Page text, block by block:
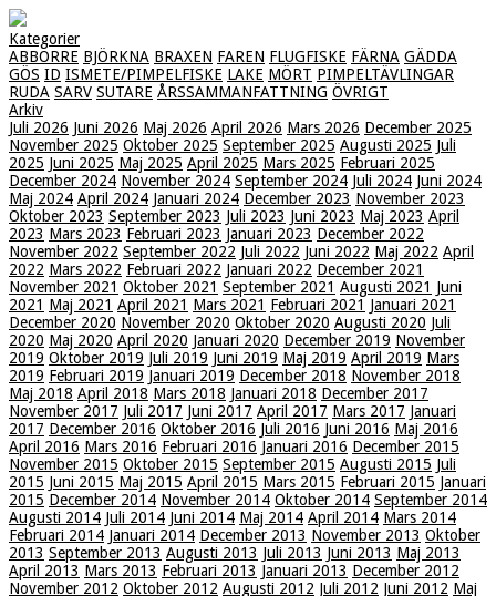
Kategorier
ABBORRE BJÖRKNA BRAXEN FAREN FLUGFISKE FÄRNA GÄDDA
GÖS ID ISMETE/PIMPELFISKE LAKE MÖRT PIMPELTÄVLINGAR
RUDA SARV SUTARE ÅRSSAMMANFATTNING ÖVRIGT
Arkiv
Juli 2026 Juni 2026 Maj 2026 April 2026 Mars 2026 December 2025
November 2025 Oktober 2025 September 2025 Augusti 2025 Juli
2025 Juni 2025 Maj 2025 April 2025 Mars 2025 Februari 2025
December 2024 November 2024 September 2024 Juli 2024 Juni 2024
Maj 2024 April 2024 Januari 2024 December 2023 November 2023
Oktober 2023 September 2023 Juli 2023 Juni 2023 Maj 2023 April
2023 Mars 2023 Februari 2023 Januari 2023 December 2022
November 2022 September 2022 Juli 2022 Juni 2022 Maj 2022 April
2022 Mars 2022 Februari 2022 Januari 2022 December 2021
November 2021 Oktober 2021 September 2021 Augusti 2021 Juni
2021 Maj 2021 April 2021 Mars 2021 Februari 2021 Januari 2021
December 2020 November 2020 Oktober 2020 Augusti 2020 Juli
2020 Maj 2020 April 2020 Januari 2020 December 2019 November
2019 Oktober 2019 Juli 2019 Juni 2019 Maj 2019 April 2019 Mars
2019 Februari 2019 Januari 2019 December 2018 November 2018
Maj 2018 April 2018 Mars 2018 Januari 2018 December 2017
November 2017 Juli 2017 Juni 2017 April 2017 Mars 2017 Januari
2017 December 2016 Oktober 2016 Juli 2016 Juni 2016 Maj 2016
April 2016 Mars 2016 Februari 2016 Januari 2016 December 2015
November 2015 Oktober 2015 September 2015 Augusti 2015 Juli
2015 Juni 2015 Maj 2015 April 2015 Mars 2015 Februari 2015 Januari
2015 December 2014 November 2014 Oktober 2014 September 2014
Augusti 2014 Juli 2014 Juni 2014 Maj 2014 April 2014 Mars 2014
Februari 2014 Januari 2014 December 2013 November 2013 Oktober
2013 September 2013 Augusti 2013 Juli 2013 Juni 2013 Maj 2013
April 2013 Mars 2013 Februari 2013 Januari 2013 December 2012
November 2012 Oktober 2012 Augusti 2012 Juli 2012 Juni 2012 Maj